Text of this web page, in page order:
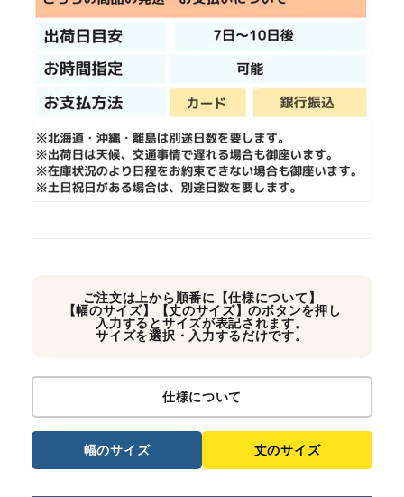
ご注文は上から順番に【仕様について】
【幅のサイズ】【丈のサイズ】のボタンを押し
入力するとサイズが表記されます。
サイズを選択・入力するだけです。
仕様について
幅のサイズ 丈のサイズ